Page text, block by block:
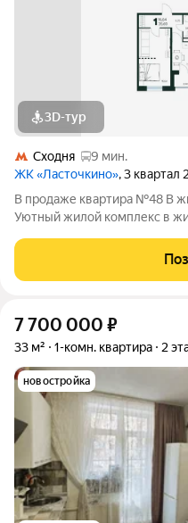
3D-тур
Сходня
9 мин.
ЖК «Ласточкино», 3 квартал
В продаже квартира №48 В
Уютный жилой комплекс в
Проект сочетает в себе
городские удобства,
7 700 000 ₽
33 м² 1-комн. квартира 2
новостройка